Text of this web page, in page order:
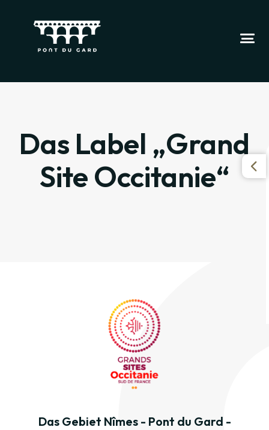
Das Label „Grand
Site Occitanie“
Das Gebiet Nîmes - Pont du Gard -